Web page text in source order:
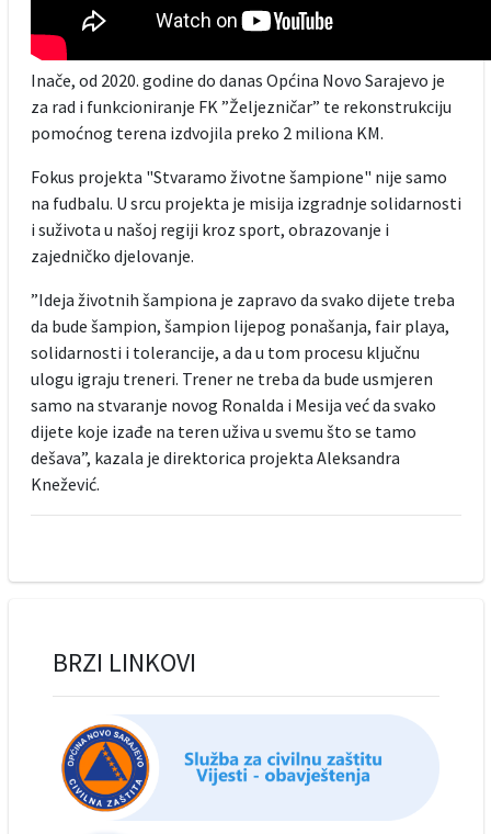
Inače, od 2020. godine do danas Općina Novo Sarajevo je
za rad i funkcioniranje FK ”Željezničar” te rekonstrukciju
pomoćnog terena izdvojila preko 2 miliona KM.
Fokus projekta "Stvaramo životne šampione" nije samo
na fudbalu. U srcu projekta je misija izgradnje solidarnosti
i suživota u našoj regiji kroz sport, obrazovanje i
zajedničko djelovanje.
”Ideja životnih šampiona je zapravo da svako dijete treba
da bude šampion, šampion lijepog ponašanja, fair playa,
solidarnosti i tolerancije, a da u tom procesu ključnu
ulogu igraju treneri. Trener ne treba da bude usmjeren
samo na stvaranje novog Ronalda i Mesija već da svako
dijete koje izađe na teren uživa u svemu što se tamo
dešava”, kazala je direktorica projekta Aleksandra
Knežević.
BRZI LINKOVI